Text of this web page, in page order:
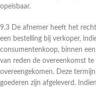
opeisbaar.
9.3 De afnemer heeft het
een bestelling bij verkoper,
consumentenkoop, binnen
van reden de overeenkomst
overeengekomen. Deze
goederen zijn afgeleverd.